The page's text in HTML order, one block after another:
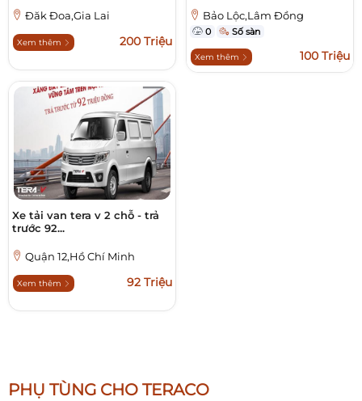
Đăk Đoa,Gia Lai
Xem thêm 200 Triệu
Bảo Lộc,Lâm Đồng
0 Số sàn
Xem thêm 100 Triệu
Xe tải van tera v 2 chỗ - trả
trước 92...
Quận 12,Hồ Chí Minh
Xem thêm 92 Triệu
PHỤ TÙNG CHO TERACO